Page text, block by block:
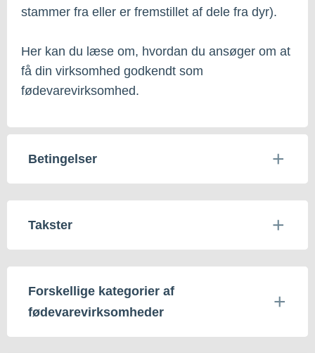
stammer fra eller er fremstillet af dele fra dyr).
Her kan du læse om, hvordan du ansøger om at
få din virksomhed godkendt som
fødevarevirksomhed.
Betingelser
Takster
Forskellige kategorier af
fødevarevirksomheder